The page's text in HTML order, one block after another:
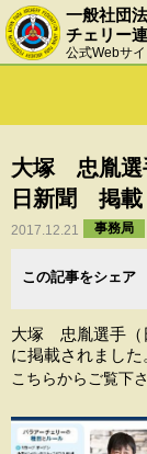
一般社団
チェリー
公式Webサイ
大塚 忠胤選
日新聞 掲載
2017.12.21 事務局
この記事をシェア
大塚 忠胤選手（
に掲載されました
こちらからご覧下